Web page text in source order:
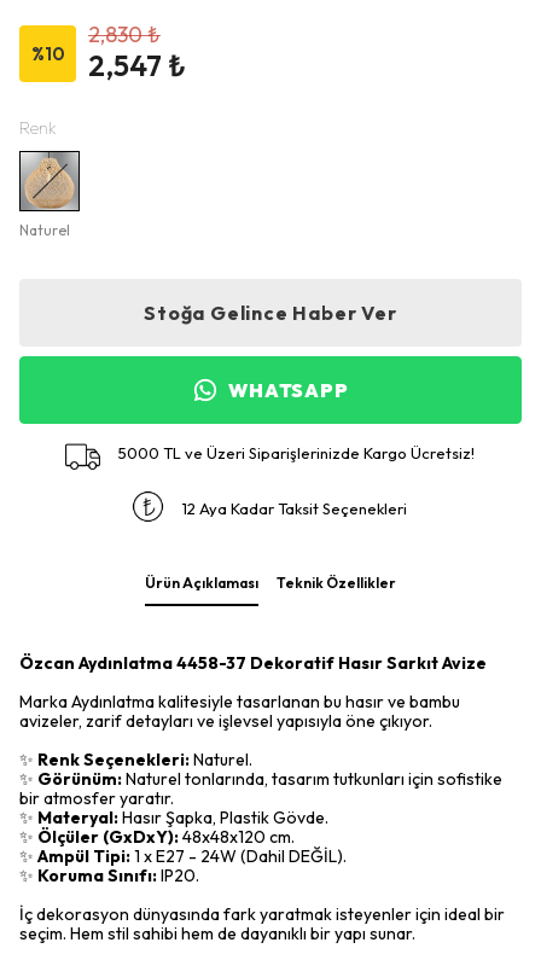
%10
2,830 ₺
2,547 ₺
Renk
Naturel
Stoğa Gelince Haber Ver
WHATSAPP
5000 TL ve Üzeri Siparişlerinizde Kargo Ücretsiz!
12 Aya Kadar Taksit Seçenekleri
Ürün Açıklaması Teknik Özellikler
Özcan Aydınlatma 4458-37 Dekoratif Hasır Sarkıt Avize
Marka Aydınlatma kalitesiyle tasarlanan bu hasır ve bambu
avizeler, zarif detayları ve işlevsel yapısıyla öne çıkıyor.
✨ Renk Seçenekleri:Naturel.
✨ Görünüm:Naturel tonlarında, tasarım tutkunları için sofistike
bir atmosfer yaratır.
✨ Materyal:Hasır Şapka, Plastik Gövde.
✨ Ölçüler (GxDxY):48x48x120 cm.
✨ Ampül Tipi:1 x E27 - 24W (Dahil DEĞİL).
✨ Koruma Sınıfı:IP20.
İç dekorasyon dünyasında fark yaratmak isteyenler için ideal bir
seçim. Hem stil sahibi hem de dayanıklı bir yapı sunar.